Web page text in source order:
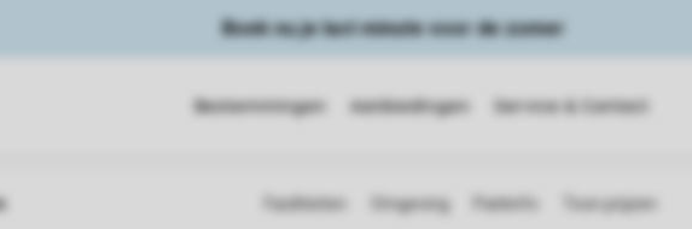
Boek nu je last minute voor de zomer
Bestemmingen Aanbiedingen Service & Contact